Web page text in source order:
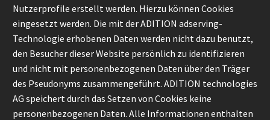
Nutzerprofile erstellt werden. Hierzu können Cookies
eingesetzt werden. Die mit der ADITION adserving-
Technologie erhobenen Daten werden nicht dazu benutzt,
den Besucher dieser Website persönlich zu identifizieren
und nicht mit personenbezogenen Daten über den Träger
des Pseudonyms zusammengeführt. ADITION technologies
AG speichert durch das Setzen von Cookies keine
personenbezogenen Daten. Alle Informationen enthalten